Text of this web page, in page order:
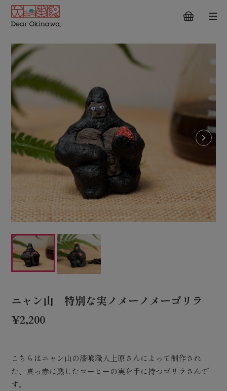
ニャン山 特別な実ノメーノメーゴリラ
¥2,200
こちらはニャン山の漆喰職人上原さんによって制作され
た、真っ赤に熟したコーヒーの実を手に持つゴリラさんで
す。